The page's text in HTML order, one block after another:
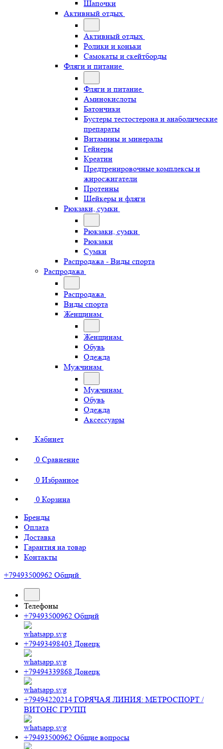
Шапочки
Активный отдых
Активный отдых
Ролики и коньки
Самокаты и скейтборды
Фляги и питание
Фляги и питание
Аминокислоты
Батончики
Бустеры тестостерона и анаболические
препараты
Витамины и минералы
Гейнеры
Креатин
Предтренировочные комплексы и
жиросжигатели
Протеины
Шейкеры и фляги
Рюкзаки, сумки
Рюкзаки, сумки
Рюкзаки
Сумки
Распродажа - Виды спорта
Распродажа
Распродажа
Виды спорта
Женщинам
Женщинам
Обувь
Одежда
Мужчинам
Мужчинам
Обувь
Одежда
Аксессуары
Кабинет
0 Сравнение
0 Избранное
0 Корзина
Бренды
Оплата
Доставка
Гарантия на товар
Контакты
+79493500962 Общий
Телефоны
+79493500962 Общий
+79493498403 Донецк
+79494339868 Донецк
+79494220214 ГОРЯЧАЯ ЛИНИЯ: МЕТРОСПОРТ /
ВИТОНС ГРУПП
+79493500962 Общие вопросы